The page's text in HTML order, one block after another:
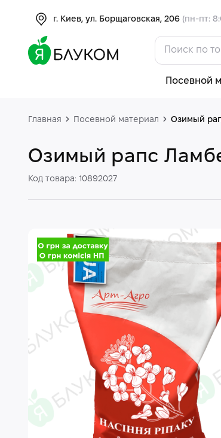
г. Киев, ул. Борщаговская, 206 (пн-пт:
Посевной
Главная Посевной материал Озимый
Озимый рапс
Код товара: 10892027